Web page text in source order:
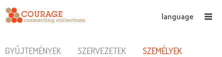
language
GYŰJTEMÉNYEK SZERVEZETEK
SZEMÉLYEK